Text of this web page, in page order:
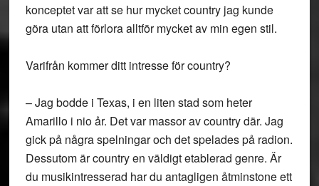
konceptet var att se hur mycket country jag kunde
göra utan att förlora alltför mycket av min egen stil.
Varifrån kommer ditt intresse för country?
– Jag bodde i Texas, i en liten stad som heter
Amarillo i nio år. Det var massor av country där. Jag
gick på några spelningar och det spelades på radion.
Dessutom är country en väldigt etablerad genre. Är
du musikintresserad har du antagligen åtminstone ett